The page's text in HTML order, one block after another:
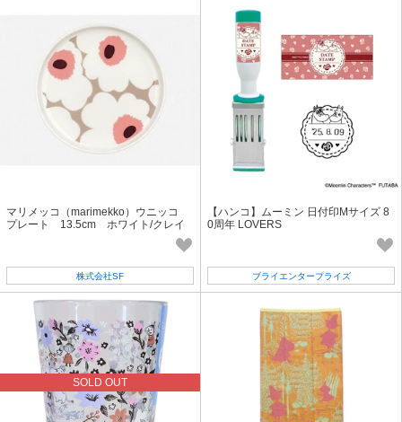
マリメッコ（marimekko）ウニッコ
プレート 13.5cm ホワイト/クレイ
株式会社SF
【ハンコ】ムーミン 日付印Mサイズ 8
0周年 LOVERS
ブライエンタープライズ
SOLD OUT